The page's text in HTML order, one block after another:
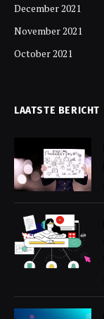
December 2021
November 2021
October 2021
LAATSTE BERICHT